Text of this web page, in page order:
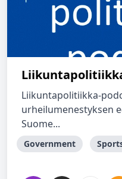
Liikuntapolitiikka-
urheilumenestyksen
Suome...
Government